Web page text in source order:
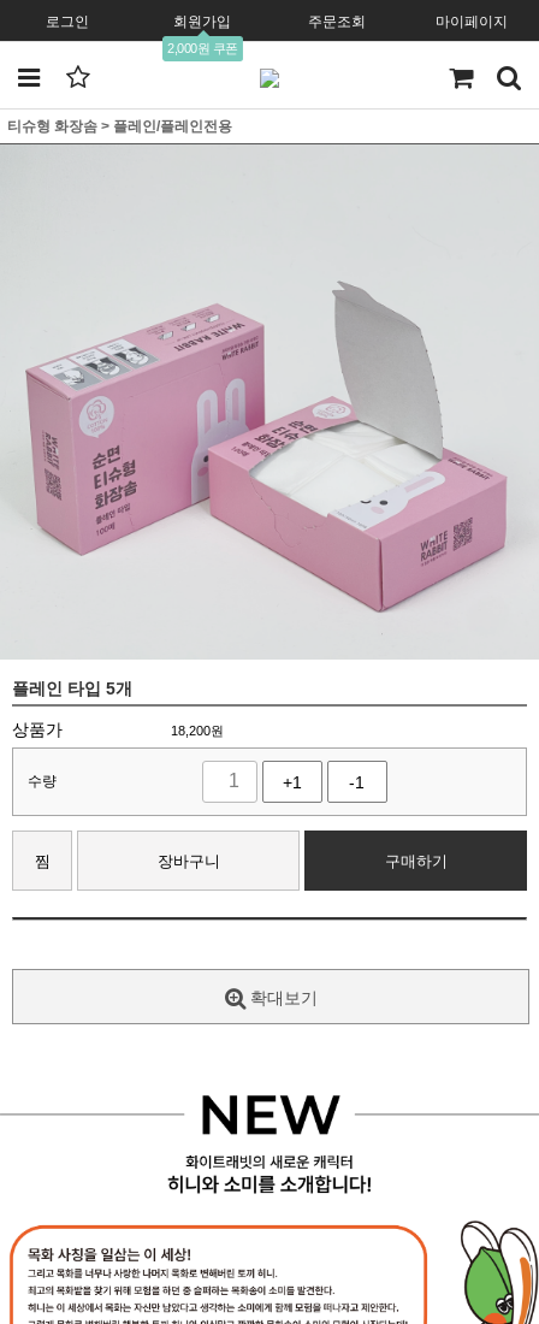
로그인 회원가입
2,000원 쿠폰
주문조회 마이페이지
티슈형 화장솜 > 플레인/플레인전용
플레인 타입 5개
상품가 18,200원
수량 +1 -1
찜 장바구니 구매하기
확대보기